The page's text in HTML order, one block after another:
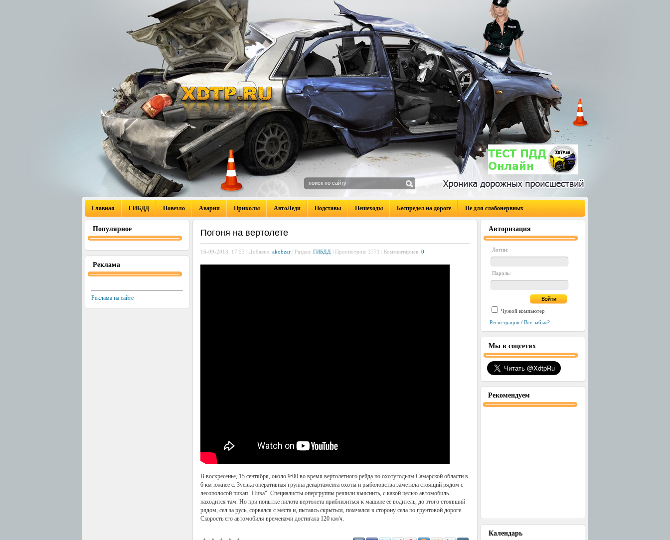
Главная ГИБДД Повезло Аварии Приколы АвтоЛеди Подставы Пешеходы Беспредел на дороге Не для слабонервных
Популярное
Реклама
Реклама на сайте
Погоня на вертолете
16-09-2013, 17:53 | Добавил: akobzar | Раздел: ГИБДД | Просмотров: 3771 | Комментариев: 0
В воскресенье, 15 сентября, около 9:00 во время вертолетного рейда по охотугодьям Самарской области в
6 км южнее с. Зуевка оперативная группа департамента охоты и рыболовства заметила стоящий рядом с
лесополосой пикап "Нива". Специалисты опергруппы решили выяснить, с какой целью автомобиль
находится там. Но при попытке пилота вертолета приблизиться к машине ее водитель, до этого стоявший
рядом, сел за руль, сорвался с места и, пытаясь скрыться, помчался в сторону села по грунтовой дороге.
Скорость его автомобиля временами достигала 120 км/ч.
Авторизация
Логин:
Пароль:
Чужой компьютер
Регистрация / Все забыл?
Мы в соцсетях
Рекомендуем
Календарь